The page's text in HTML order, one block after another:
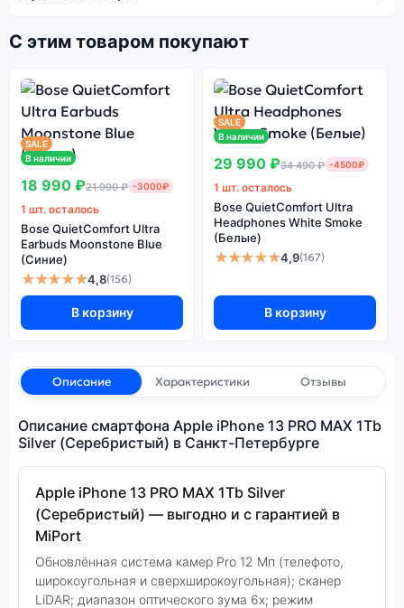
С этим товаром покупают
SALE
В наличии
18 990 ₽21 990 ₽ -3000₽
1 шт. осталось
Bose QuietComfort Ultra
Earbuds Moonstone Blue
(Синие)
★★★★★4,8(156)
В корзину
SALE
В наличии
29 990 ₽34 490 ₽ -4500₽
1 шт. осталось
Bose QuietComfort Ultra
Headphones White Smoke
(Белые)
★★★★★4,9(167)
В корзину
Описание Характеристики Отзывы
Описание смартфона Apple iPhone 13 PRO MAX 1Tb
Silver (Серебристый) в Санкт-Петербурге
Apple iPhone 13 PRO MAX 1Tb Silver
(Серебристый) — выгодно и с гарантией в
MiPort
Обновлённая система камер Pro 12 Мп (телефото,
широкоугольная и сверхширокоугольная); сканер
LiDAR; диапазон оптического зума 6x; режим